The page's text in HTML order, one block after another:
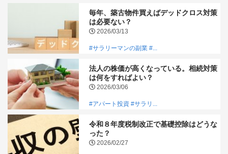
毎年、築古物件買えばデッドクロス対策
は必要ない？
2026/03/13
#サラリーマンの副業 #...
法人の株価が高くなっている。相続対策
は何をすればよい？
2026/03/06
#アパート投資 #サラリ...
令和８年度税制改正で基礎控除はどうな
った？
2026/02/27